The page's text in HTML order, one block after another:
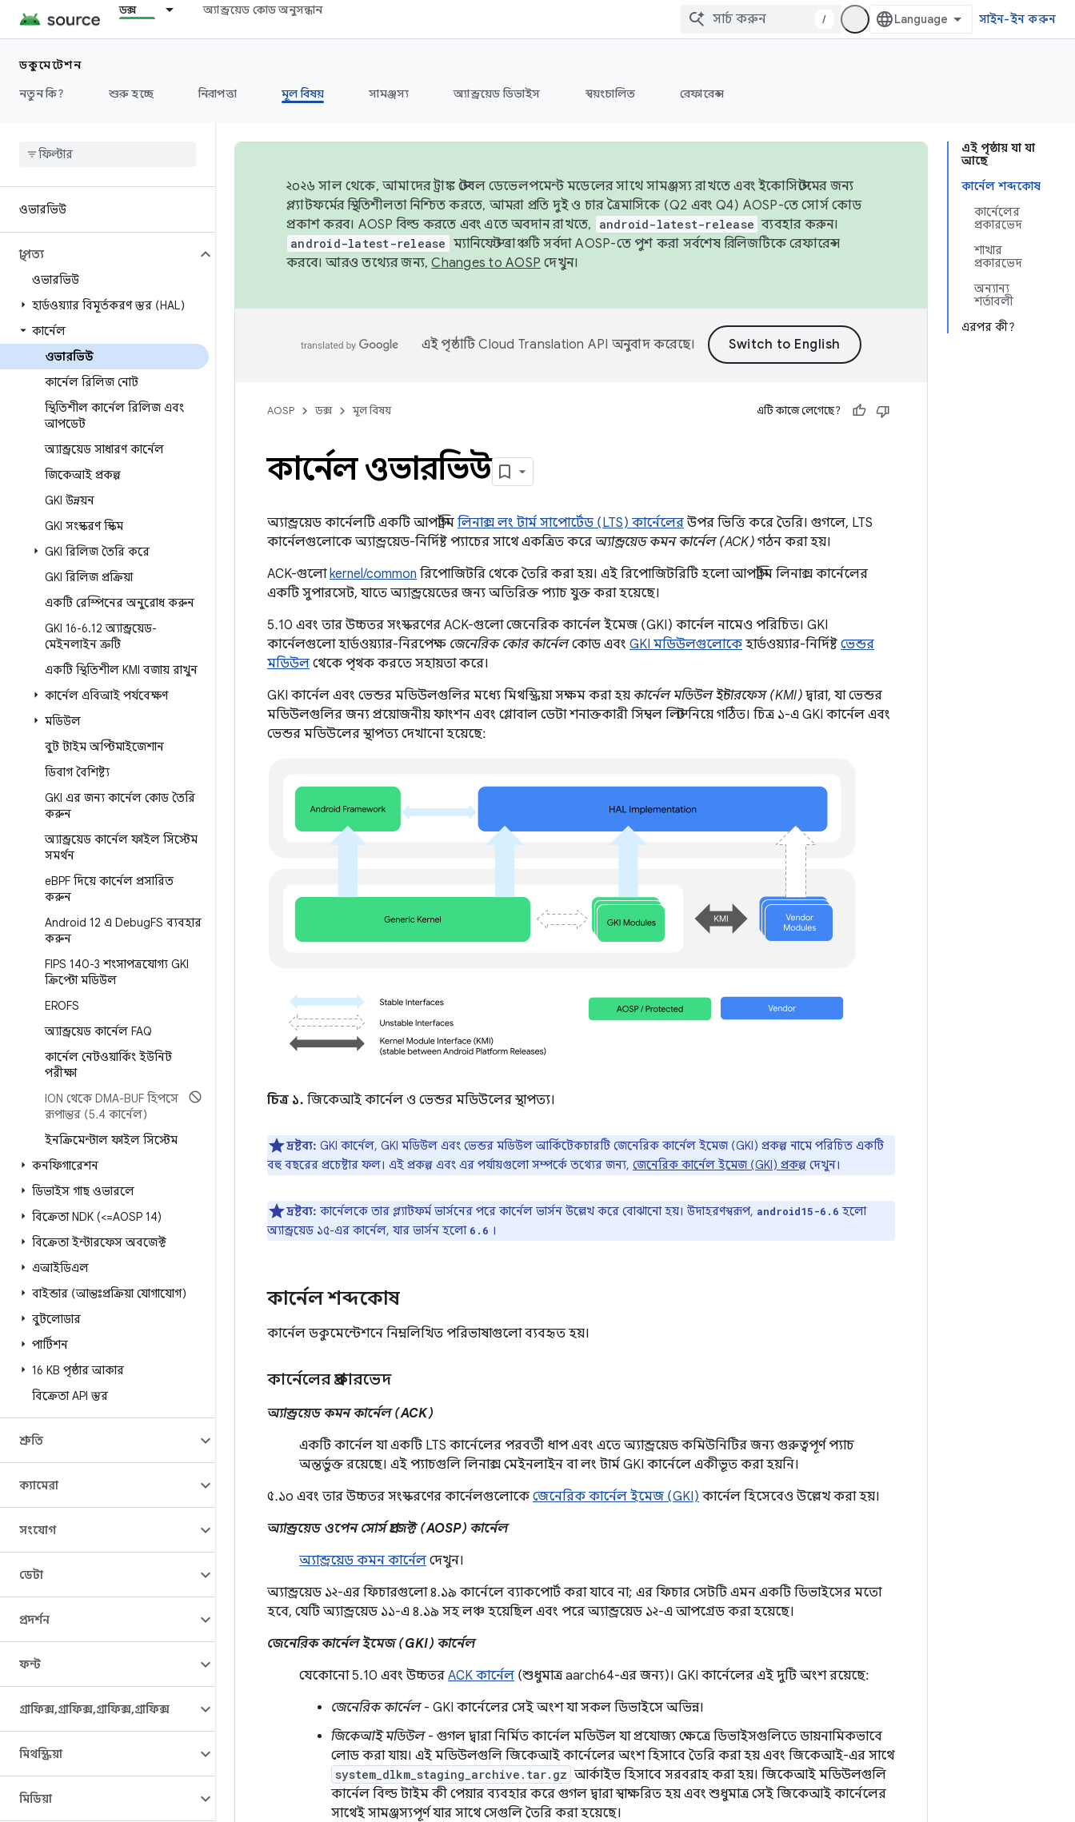
ডক্স অ্যান্ড্রয়েড কোড অনুসন্ধান
/ সাইন-ইন করুন
ডকুমেন্টেশন
নতুন কি?
শুরু হচ্ছে নিরাপত্তা মূল বিষয় সামঞ্জস্য অ্যান্ড্রয়েড ডিভাইস স্বয়ংচালিত রেফারেন্স
ওভারভিউ
স্থাপত্য
ওভারভিউ
হার্ডওয়্যার বিমূর্তকরণ স্তর (HAL)
কার্নেল
ওভারভিউ
কার্নেল রিলিজ নোট
স্থিতিশীল কার্নেল রিলিজ এবং
আপডেট
অ্যান্ড্রয়েড সাধারণ কার্নেল
জিকেআই প্রকল্প
GKI উন্নয়ন
GKI সংস্করণ স্কিম
GKI রিলিজ তৈরি করে
GKI রিলিজ প্রক্রিয়া
একটি রেস্পিনের অনুরোধ করুন
GKI 16-6.12 অ্যান্ড্রয়েড-
মেইনলাইন ত্রুটি
একটি স্থিতিশীল KMI বজায় রাখুন
কার্নেল এবিআই পর্যবেক্ষণ
মডিউল
বুট টাইম অপ্টিমাইজেশান
ডিবাগ বৈশিষ্ট্য
GKI এর জন্য কার্নেল কোড তৈরি
করুন
অ্যান্ড্রয়েড কার্নেল ফাইল সিস্টেম
সমর্থন
eBPF দিয়ে কার্নেল প্রসারিত
করুন
Android 12 এ DebugFS ব্যবহার
করুন
FIPS 140-3 শংসাপত্রযোগ্য GKI
ক্রিপ্টো মডিউল
EROFS
অ্যান্ড্রয়েড কার্নেল FAQ
কার্নেল নেটওয়ার্কিং ইউনিট
পরীক্ষা
ION থেকে DMA-BUF হিপসে
রূপান্তর (5.4 কার্নেল)
ইনক্রিমেন্টাল ফাইল সিস্টেম
কনফিগারেশন
ডিভাইস গাছ ওভারলে
বিক্রেতা NDK (<=AOSP 14)
বিক্রেতা ইন্টারফেস অবজেক্ট
এআইডিএল
বাইন্ডার (আন্তঃপ্রক্রিয়া যোগাযোগ)
বুটলোডার
পার্টিশন
16 KB পৃষ্ঠার আকার
বিক্রেতা API স্তর
শ্রুতি
ক্যামেরা
সংযোগ
ডেটা
প্রদর্শন
ফন্ট
গ্রাফিক্স,গ্রাফিক্স,গ্রাফিক্স,গ্রাফিক্স
মিথস্ক্রিয়া
মিডিয়া
এই পৃষ্ঠায় যা যা
আছে
কার্নেল শব্দকোষ
কার্নেলের
প্রকারভেদ
শাখার
প্রকারভেদ
অন্যান্য
শর্তাবলী
এরপর কী?
২০২৬ সাল থেকে, আমাদের ট্রাঙ্ক স্টেবল ডেভেলপমেন্ট মডেলের সাথে সামঞ্জস্য রাখতে এবং ইকোসিস্টেমের জন্য
প্ল্যাটফর্মের স্থিতিশীলতা নিশ্চিত করতে, আমরা প্রতি দুই ও চার ত্রৈমাসিকে (Q2 এবং Q4) AOSP-তে সোর্স কোড
প্রকাশ করব। AOSP বিল্ড করতে এবং এতে অবদান রাখতে,
android-latest-release ব্যবহার করুন।
android-latest-release ম্যানিফেস্ট ব্রাঞ্চটি সর্বদা AOSP-তে পুশ করা সর্বশেষ রিলিজটিকে রেফারেন্স
করবে। আরও তথ্যের জন্য,Changes to AOSP দেখুন।
এই পৃষ্ঠাটিCloud Translation API অনুবাদ করেছে।
AOSP ডক্স মূল বিষয় এটি কাজে লেগেছে?
কার্নেল ওভারভিউ
অ্যান্ড্রয়েড কার্নেলটি একটি আপস্ট্রিম লিনাক্স লং টার্ম সাপোর্টেড (LTS) কার্নেলের উপর ভিত্তি করে তৈরি। গুগলে, LTS
কার্নেলগুলোকে অ্যান্ড্রয়েড-নির্দিষ্ট প্যাচের সাথে একত্রিত করে অ্যান্ড্রয়েড কমন কার্নেল (ACK) গঠন করা হয়।
ACK-গুলোkernel/common রিপোজিটরি থেকে তৈরি করা হয়। এই রিপোজিটরিটি হলো আপস্ট্রিম লিনাক্স কার্নেলের
একটি সুপারসেট, যাতে অ্যান্ড্রয়েডের জন্য অতিরিক্ত প্যাচ যুক্ত করা হয়েছে।
5.10 এবং তার উচ্চতর সংস্করণের ACK-গুলো জেনেরিক কার্নেল ইমেজ (GKI) কার্নেল নামেও পরিচিত। GKI
কার্নেলগুলো হার্ডওয়্যার-নিরপেক্ষ জেনেরিক কোর কার্নেলকোড এবং GKI মডিউলগুলোকে হার্ডওয়্যার-নির্দিষ্ট ভেন্ডর
মডিউল থেকে পৃথক করতে সহায়তা করে।
GKI কার্নেল এবং ভেন্ডর মডিউলগুলির মধ্যে মিথস্ক্রিয়া সক্ষম করা হয় কার্নেল মডিউল ইন্টারফেস (KMI) দ্বারা, যা ভেন্ডর
মডিউলগুলির জন্য প্রয়োজনীয় ফাংশন এবং গ্লোবাল ডেটা শনাক্তকারী সিম্বল লিস্ট নিয়ে গঠিত। চিত্র ১-এ GKI কার্নেল এবং
ভেন্ডর মডিউলের স্থাপত্য দেখানো হয়েছে:
চিত্র ১. জিকেআই কার্নেল ও ভেন্ডর মডিউলের স্থাপত্য।
দ্রষ্টব্য: GKI কার্নেল, GKI মডিউল এবং ভেন্ডর মডিউল আর্কিটেকচারটি জেনেরিক কার্নেল ইমেজ (GKI) প্রকল্প নামে পরিচিত একটি
বহু বছরের প্রচেষ্টার ফল। এই প্রকল্প এবং এর পর্যায়গুলো সম্পর্কে তথ্যের জন্য, জেনেরিক কার্নেল ইমেজ (GKI) প্রকল্প দেখুন।
দ্রষ্টব্য: কার্নেলকে তার প্ল্যাটফর্ম ভার্সনের পরে কার্নেল ভার্সন উল্লেখ করে বোঝানো হয়। উদাহরণস্বরূপ, android15-6.6 হলো
অ্যান্ড্রয়েড ১৫-এর কার্নেল, যার ভার্সন হলো 6.6 ।
কার্নেল শব্দকোষ
কার্নেল ডকুমেন্টেশনে নিম্নলিখিত পরিভাষাগুলো ব্যবহৃত হয়।
কার্নেলের প্রকারভেদ
অ্যান্ড্রয়েড কমন কার্নেল (ACK)
একটি কার্নেল যা একটি LTS কার্নেলের পরবর্তী ধাপ এবং এতে অ্যান্ড্রয়েড কমিউনিটির জন্য গুরুত্বপূর্ণ প্যাচ
অন্তর্ভুক্ত রয়েছে। এই প্যাচগুলি লিনাক্স মেইনলাইন বা লং টার্ম GKI কার্নেলে একীভূত করা হয়নি।
৫.১০ এবং তার উচ্চতর সংস্করণের কার্নেলগুলোকে জেনেরিক কার্নেল ইমেজ (GKI) কার্নেল হিসেবেও উল্লেখ করা হয়।
অ্যান্ড্রয়েড ওপেন সোর্স প্রজেক্ট (AOSP) কার্নেল
অ্যান্ড্রয়েড কমন কার্নেল দেখুন।
অ্যান্ড্রয়েড ১২-এর ফিচারগুলো ৪.১৯ কার্নেলে ব্যাকপোর্ট করা যাবে না; এর ফিচার সেটটি এমন একটি ডিভাইসের মতো
হবে, যেটি অ্যান্ড্রয়েড ১১-এ ৪.১৯ সহ লঞ্চ হয়েছিল এবং পরে অ্যান্ড্রয়েড ১২-এ আপগ্রেড করা হয়েছে।
জেনেরিক কার্নেল ইমেজ (GKI) কার্নেল
যেকোনো 5.10 এবং উচ্চতর ACK কার্নেল (শুধুমাত্র aarch64-এর জন্য)। GKI কার্নেলের এই দুটি অংশ রয়েছে:
জেনেরিক কার্নেল- GKI কার্নেলের সেই অংশ যা সকল ডিভাইসে অভিন্ন।
জিকেআই মডিউল- গুগল দ্বারা নির্মিত কার্নেল মডিউল যা প্রযোজ্য ক্ষেত্রে ডিভাইসগুলিতে ডায়নামিকভাবে
লোড করা যায়। এই মডিউলগুলি জিকেআই কার্নেলের অংশ হিসাবে তৈরি করা হয় এবং জিকেআই-এর সাথে
system_dlkm_staging_archive.tar.gz আর্কাইভ হিসাবে সরবরাহ করা হয়। জিকেআই মডিউলগুলি
কার্নেল বিল্ড টাইম কী পেয়ার ব্যবহার করে গুগল দ্বারা স্বাক্ষরিত হয় এবং শুধুমাত্র সেই জিকেআই কার্নেলের
সাথেই সামঞ্জস্যপূর্ণ যার সাথে সেগুলি তৈরি করা হয়েছে।